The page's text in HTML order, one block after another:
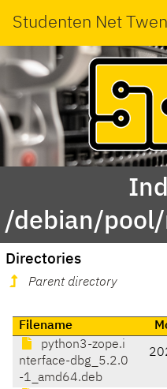
Studenten Net
/debian/
Directories
Parent directory
Filename
python3-zope.i
nterface-dbg_5.2.0
-1_amd64.deb